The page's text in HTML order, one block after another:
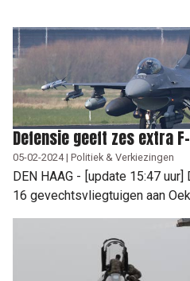
Defensie geeft zes extra
05-02-2024 | Politiek & Verkiezingen
DEN HAAG - [update 15:47
16 gevechtsvliegtuigen aan